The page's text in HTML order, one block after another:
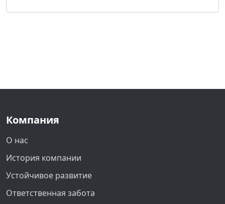
Компания
О нас
История компании
Устойчивое развитие
Ответственная забота